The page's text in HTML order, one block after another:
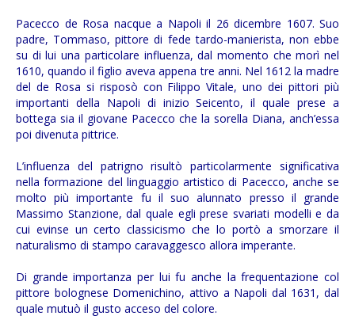
Pacecco de Rosa nacque a Napoli il 26 dicembre 1607. Suo
padre, Tommaso, pittore di fede tardo-manierista, non ebbe
su di lui una particolare influenza, dal momento che morì nel
1610, quando il figlio aveva appena tre anni. Nel 1612 la madre
del de Rosa si risposò con Filippo Vitale, uno dei pittori più
importanti della Napoli di inizio Seicento, il quale prese a
bottega sia il giovane Pacecco che la sorella Diana, anch’essa
poi divenuta pittrice.
L’influenza del patrigno risultò particolarmente significativa
nella formazione del linguaggio artistico di Pacecco, anche se
molto più importante fu il suo alunnato presso il grande
Massimo Stanzione, dal quale egli prese svariati modelli e da
cui evinse un certo classicismo che lo portò a smorzare il
naturalismo di stampo caravaggesco allora imperante.
Di grande importanza per lui fu anche la frequentazione col
pittore bolognese Domenichino, attivo a Napoli dal 1631, dal
quale mutuò il gusto acceso del colore.